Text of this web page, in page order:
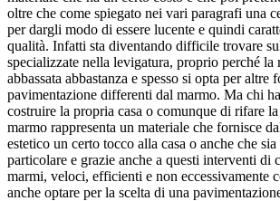
oltre che come spiegato nei vari paragrafi una
per dargli modo di essere lucente e quindi
qualità. Infatti sta diventando difficile trovare
specializzate nella levigatura, proprio perché la
abbassata abbastanza e spesso si opta per altre
pavimentazione differenti dal marmo. Ma chi
costruire la propria casa o comunque di rifare
marmo rappresenta un materiale che fornisce
estetico un certo tocco alla casa o anche che
particolare e grazie anche a questi interventi di
marmi, veloci, efficienti e non eccessivamente
anche optare per la scelta di una